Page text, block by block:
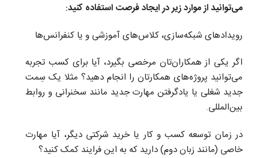
می‌توانید از موارد زیر در ایجاد فرصت استفاده کنید:
رویدادهای شبکه‌سازی، کلاس‌های آموزشی و یا کنفرانس‌ها
اگر یکی از همکاران‌تان مرخصی بگیرد، آیا برای کسب تجربه
می‌توانید پروژه‌های همکارتان را انجام دهید؟ مثلا یک سِمت
جدید شغلی یا یادگرفتن مهارت جدید مانند سخنرانی و روابط
بین‌المللی.
در زمان توسعه کسب و کار یا خرید شرکتی دیگر، آیا مهارت
خاصی (مانند زبان دوم) دارید که به این فرایند کمک کنید؟